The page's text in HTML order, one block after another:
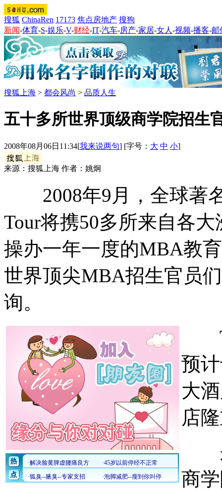
搜狐 ChinaRen 17173 焦点房地产 搜狗
新闻-体育-S-娱乐-V-财经-IT-汽车-房产-家居-女人 -视频-播客-邮
搜狐上海 > 都会风尚 > 品质人生
五十多所世界顶级商学院招生
2008年08月06日11:34[我来说两句] [字号： 大 中 小]
来源：搜狐上海 作者：姚炯
2008年9月，全球著名
Tour将携50多所来自各
操办一年一度的MBA教
世界顶尖MBA招生官员
询。
预
大
店
来
商